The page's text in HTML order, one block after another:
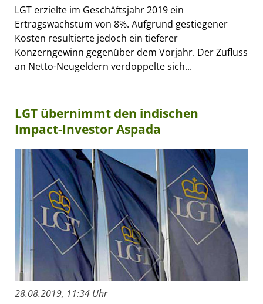
LGT erzielte im Geschäftsjahr 2019 ein
Ertragswachstum von 8%. Aufgrund gestiegener
Kosten resultierte jedoch ein tieferer
Konzerngewinn gegenüber dem Vorjahr. Der Zufluss
an Netto-Neugeldern verdoppelte sich...
LGT übernimmt den indischen
Impact-Investor Aspada
28.08.2019, 11:34 Uhr